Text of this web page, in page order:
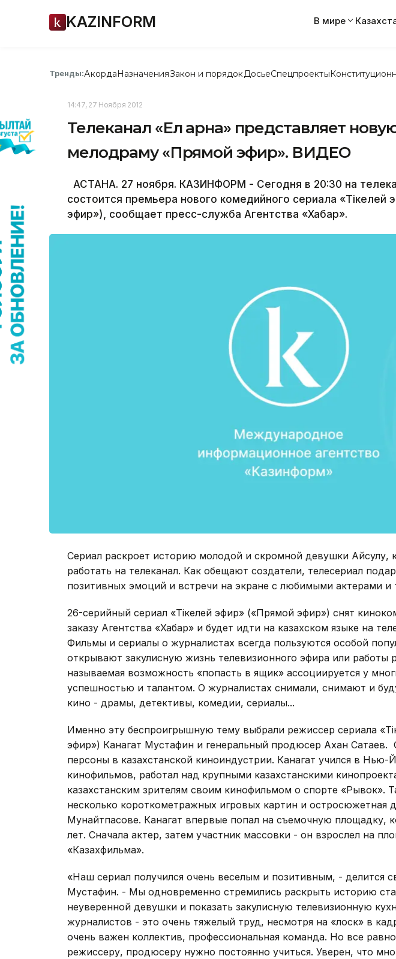
KAZINFORM В мире
Тренды:АкордаНазначенияЗакон и порядок ДосьеСпецпроекты
14:47, 27 Ноября 2012
Телеканал «Ел арна» представляет
мелодраму «Прямой эфир». ВИДЕО
АСТАНА. 27 ноября. КАЗИНФОРМ - Сегодня в 20:30 на
состоится премьера нового комедийного сериала «Тікелей
эфир»), сообщает пресс-служба Агентства «Хабар».
Сериал раскроет историю молодой и скромной девушки Айсулу,
работать на телеканал. Как обещают создатели, телесериал
позитивных эмоций и встречи на экране с любимыми актерами и
26-серийный сериал «Тiкелей эфир» («Прямой эфир») снят
заказу Агентства «Хабар» и будет идти на казахском языке на
Фильмы и сериалы о журналистах всегда пользуются особой
открывают закулисную жизнь телевизионного эфира или работы
называемая возможность «попасть в ящик» ассоциируется у
успешностью и талантом. О журналистах снимали, снимают и
кино - драмы, детективы, комедии, сериалы...
Именно эту беспроигрышную тему выбрали режиссер сериала
эфир») Канагат Мустафин и генеральный продюсер Ахан Сатаев.
персоны в казахстанской киноиндустрии. Канагат учился в Нью-
кинофильмов, работал над крупными казахстанскими
казахстанским зрителям своим кинофильмом о спорте «Рывок».
несколько короткометражных игровых картин и остросюжетная
Мунайтпасове. Канагат впервые попал на съемочную площадку,
лет. Сначала актер, затем участник массовки - он взрослел на
«Казахфильма».
«Наш сериал получился очень веселым и позитивным, - делится
Мустафин. - Мы одновременно стремились раскрыть историю
неуверенной девушки и показать закулисную телевизионную
журналистов - это очень тяжелый труд, несмотря на «лоск» в
очень важен коллектив, профессиональная команда. Но все
режиссеру, продюсеру нужно постоянно учиться. Уверен, что